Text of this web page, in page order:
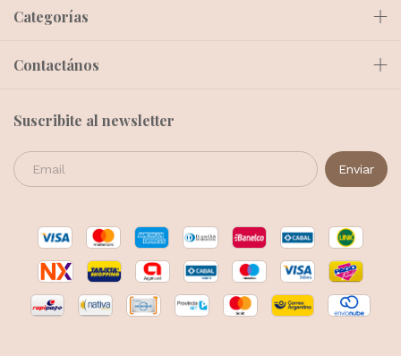
Categorías
Contactános
Suscribite al newsletter